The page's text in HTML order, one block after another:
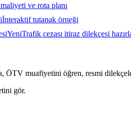
ve rota planı
İnteraktif tutanak örneği
YeniTrafik cezası itiraz dilekçesi
ÖTV muafiyetini öğren, resmi
gör.